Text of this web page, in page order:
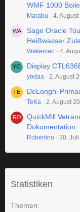
WMF 1000
Marabu 4.
Sage Oracle
Heißwasser
Wakeman 4.
Display
yodaa 2. August
DeLonghi
TeKa 2. August
QuickMill
Dokumentation
Robertino 30.
Statistiken
Themen